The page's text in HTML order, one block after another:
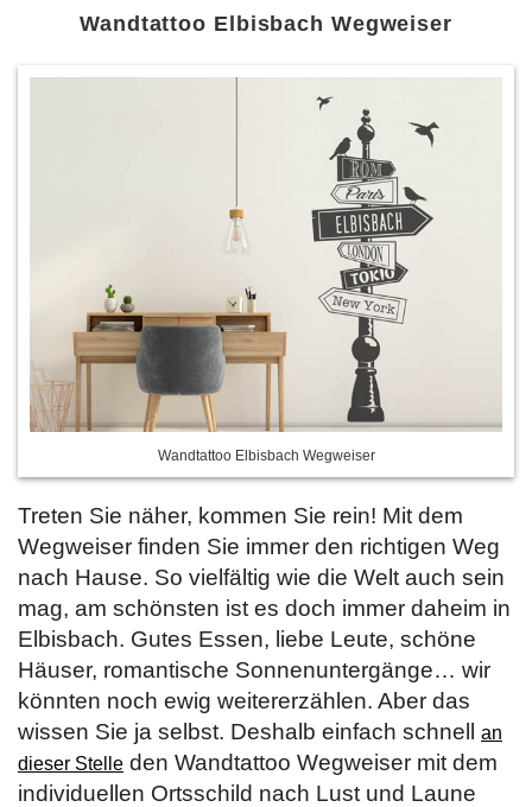
Wandtattoo Elbisbach Wegweiser
Wandtattoo Elbisbach Wegweiser
Treten Sie näher, kommen Sie rein! Mit dem
Wegweiser finden Sie immer den richtigen Weg
nach Hause. So vielfältig wie die Welt auch sein
mag, am schönsten ist es doch immer daheim in
Elbisbach. Gutes Essen, liebe Leute, schöne
Häuser, romantische Sonnenuntergänge… wir
könnten noch ewig weitererzählen. Aber das
wissen Sie ja selbst. Deshalb einfach schnell an
dieser Stelle den Wandtattoo Wegweiser mit dem
individuellen Ortsschild nach Lust und Laune